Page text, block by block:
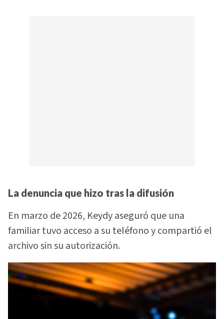
La denuncia que hizo tras la difusión
En marzo de 2026, Keydy aseguró que una
familiar tuvo acceso a su teléfono y compartió el
archivo sin su autorización.